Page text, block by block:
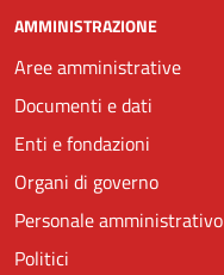
AMMINISTRAZIONE
Aree amministrative
Documenti e dati
Enti e fondazioni
Organi di governo
Personale amministrativo
Politici